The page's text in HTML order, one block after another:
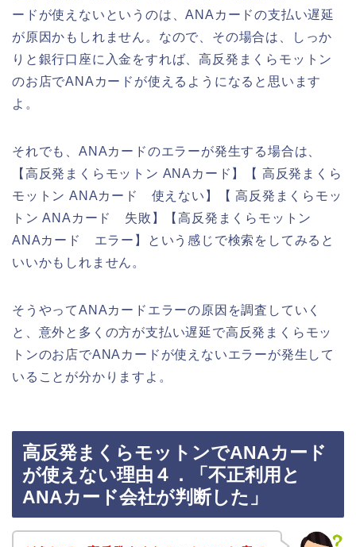
ードが使えないというのは、ANAカードの支払い遅延
が原因かもしれません。なので、その場合は、しっか
りと銀行口座に入金をすれば、高反発まくらモットン
のお店でANAカードが使えるようになると思います
よ。
それでも、ANAカードのエラーが発生する場合は、
【高反発まくらモットン ANAカード】【 高反発まくら
モットン ANAカード 使えない】【 高反発まくらモッ
トン ANAカード 失敗】【高反発まくらモットン
ANAカード エラー】という感じで検索をしてみると
いいかもしれません。
そうやってANAカードエラーの原因を調査していく
と、意外と多くの方が支払い遅延で高反発まくらモッ
トンのお店でANAカードが使えないエラーが発生して
いることが分かりますよ。
高反発まくらモットンでANAカード
が使えない理由４．「不正利用と
ANAカード会社が判断した」